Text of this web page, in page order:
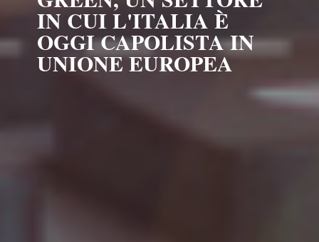
IN CUI L'ITALIA È
OGGI CAPOLISTA IN
UNIONE EUROPEA